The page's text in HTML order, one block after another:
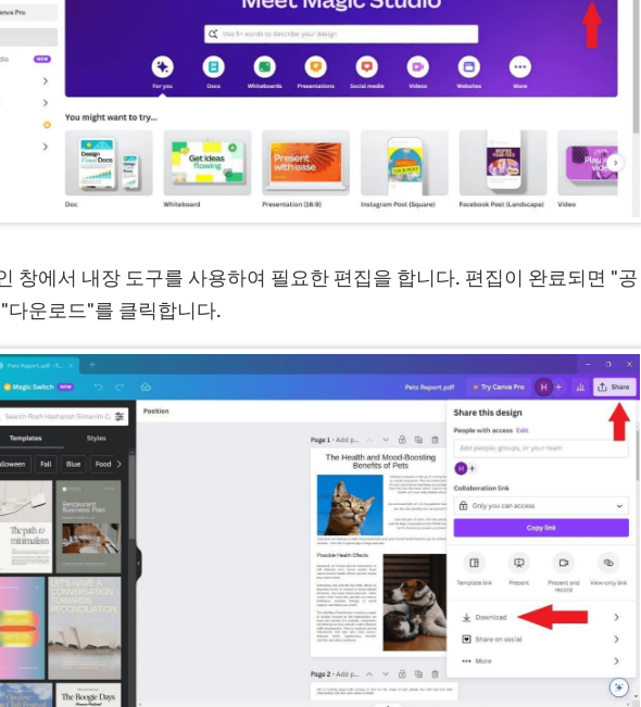
창에서 내장 도구를 사용하여 필요한 편집을 합니다. 편집이 완료되면 "공
다운로드"를 클릭합니다.